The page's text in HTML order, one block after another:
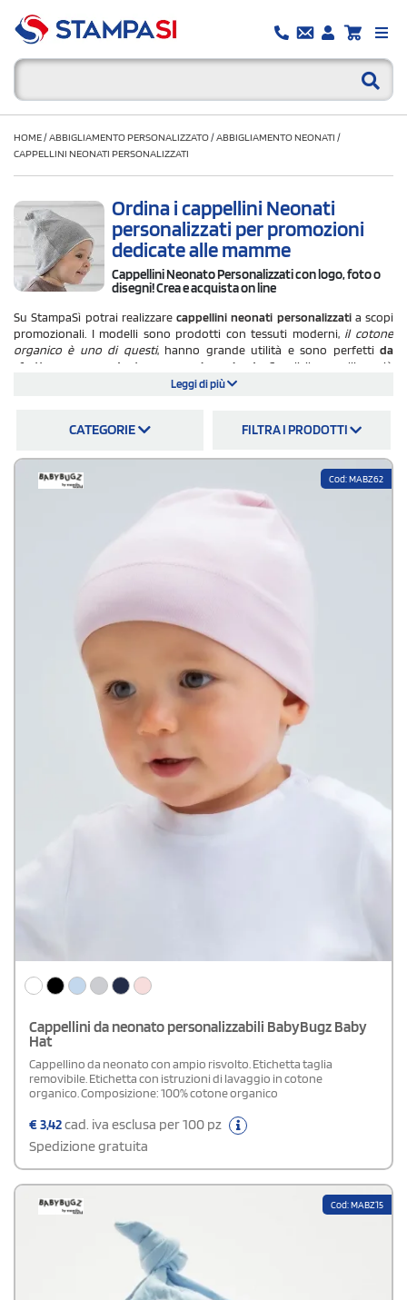
HOME/ABBIGLIAMENTO PERSONALIZZATO/ABBIGLIAMENTO NEONATI /
CAPPELLINI NEONATI PERSONALIZZATI
Ordina i cappellini Neonati
personalizzati per promozioni
dedicate alle mamme
Cappellini Neonato Personalizzati con logo, foto o
disegni! Crea e acquista on line
Su StampaSì potrai realizzare cappellini neonati personalizzati a scopi
promozionali. I modelli sono prodotti con tessuti moderni, il cotone
organico è uno di questi, hanno grande utilità e sono perfettida
sfruttare come gadget per negozi e aziende
. Scegli il cappellino più
adatto alle tue necessità. Facciamo un esempio. Per chi cerca una
al ricamo del logo. Acquista online su stampasi.it, i prezzi sono sempre
Leggi di più
CATEGORIE FILTRA I PRODOTTI
Cod: MABZ62
Cappellini da neonato personalizzabili BabyBugz Baby
Hat
Cappellino da neonato con ampio risvolto. Etichetta taglia
removibile. Etichetta con istruzioni di lavaggio in cotone
organico. Composizione: 100% cotone organico
€3,42cad. iva esclusa per 100 pz
Spedizione gratuita
Cod: MABZ15